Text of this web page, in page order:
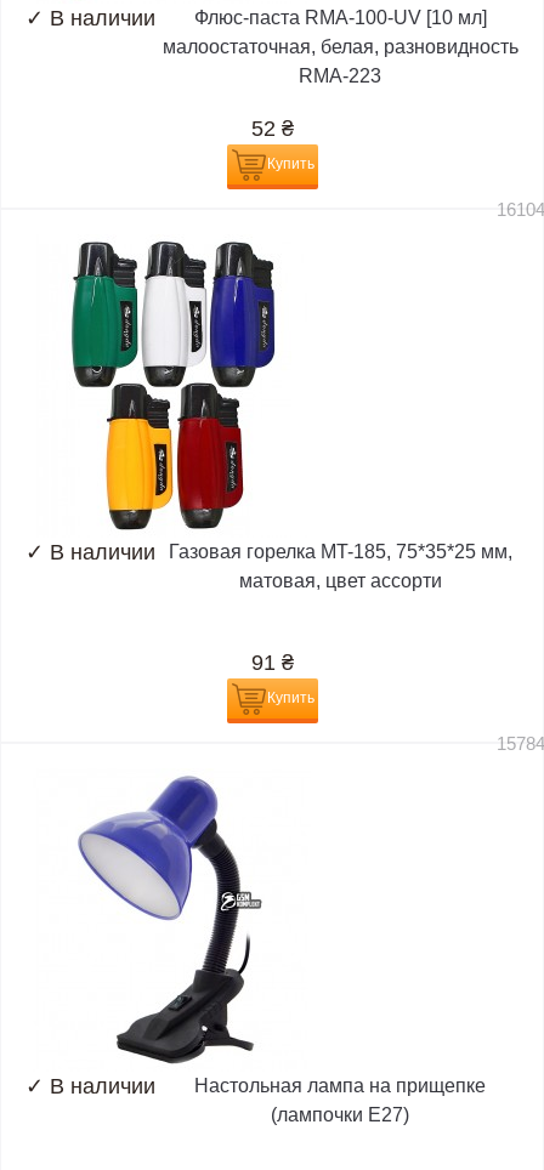
✓ В наличии
Флюс-паста RMA-100-UV [10 мл]
малоостаточная, белая, разновидность
RMA-223
52 ₴
Купить
✓ В наличии
Газовая горелка MT-185, 75*35*25 мм,
матовая, цвет ассорти
91 ₴
Купить
✓ В наличии
Настольная лампа на прищепке
(лампочки E27)